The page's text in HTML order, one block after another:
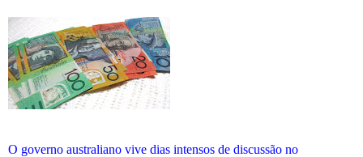
O governo australiano vive dias intensos de discussão no